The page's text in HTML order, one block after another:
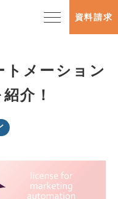
資料請求
トメーション
介！